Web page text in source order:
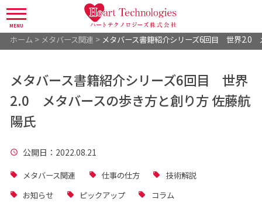
MENU
ホーム > メタバース関連 > メタバース書籍紹介シリーズ6回目 世界2.0
メタバース書籍紹介シリーズ6回目 世界
2.0 メタバースの歩き方と創り方 佐藤航
陽氏
公開日 ：2022.08.21
メタバース関連 仕事の仕方
技術解説
お知らせ
ピックアップ コラム